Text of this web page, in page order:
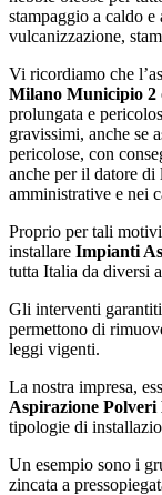
stampaggio a caldo
vulcanizzazione,
Vi ricordiamo che
Milano Municipio 2
prolungata e
gravissimi, anche se
pericolose, con
anche per il datore
amministrative e nei
Proprio per tali
installare Impianti
tutta Italia da diversi
Gli interventi
permettono di
leggi vigenti.
La nostra impresa,
Aspirazione
tipologie di
Un esempio sono i
zincata a